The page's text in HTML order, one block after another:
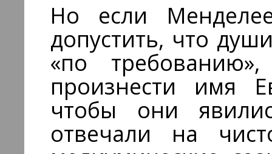
Но если
допустить, что
«по
произнести имя
чтобы они
отвечали на